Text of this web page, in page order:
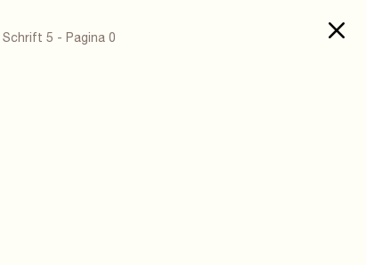
Schrift 5 - Pagina 0